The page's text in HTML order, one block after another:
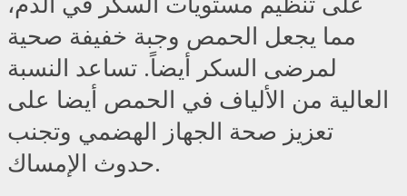
مما يجعل الحمص وجبة خفيفة صحية
لمرضى السكر أيضاً. تساعد النسبة
العالية من الألياف في الحمص أيضا على
تعزيز صحة الجهاز الهضمي وتجنب
حدوث الإمساك.